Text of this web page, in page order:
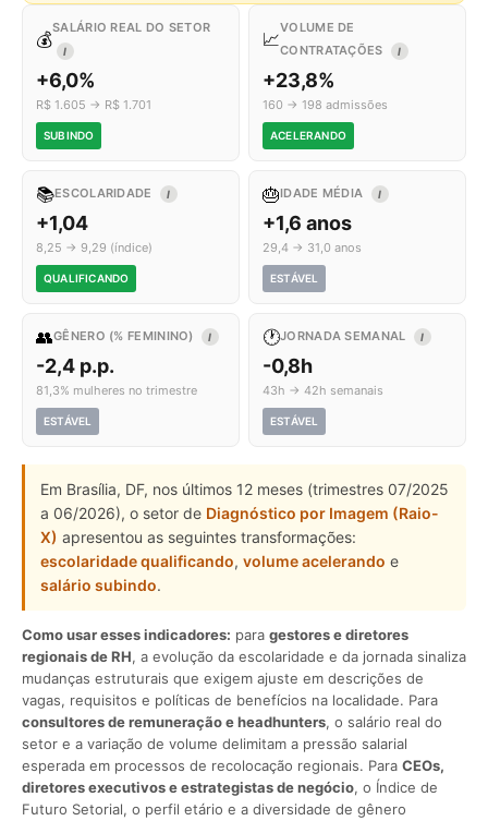
💰
SALÁRIO REAL DO SETOR
I
+6,0%
R$ 1.605 → R$ 1.701
SUBINDO
📈
VOLUME DE
CONTRATAÇÕES
I
+23,8%
160 → 198 admissões
ACELERANDO
📚ESCOLARIDADE I
+1,04
8,25 → 9,29 (índice)
QUALIFICANDO
🎂IDADE MÉDIA I
+1,6 anos
29,4 → 31,0 anos
ESTÁVEL
👥GÊNERO (% FEMININO) I
-2,4 p.p.
81,3% mulheres no trimestre
ESTÁVEL
🕐JORNADA SEMANAL I
-0,8h
43h → 42h semanais
ESTÁVEL
Em Brasília, DF, nos últimos 12 meses (trimestres 07/2025
a 06/2026), o setor de Diagnóstico por Imagem (Raio-
X) apresentou as seguintes transformações:
escolaridade qualificando, volume acelerando e
salário subindo.
Como usar esses indicadores: para gestores e diretores
regionais de RH, a evolução da escolaridade e da jornada sinaliza
mudanças estruturais que exigem ajuste em descrições de
vagas, requisitos e políticas de benefícios na localidade. Para
consultores de remuneração e headhunters, o salário real do
setor e a variação de volume delimitam a pressão salarial
esperada em processos de recolocação regionais. Para CEOs,
diretores executivos e estrategistas de negócio, o Índice de
Futuro Setorial, o perfil etário e a diversidade de gênero